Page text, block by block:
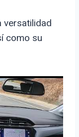
versatilidad
como su